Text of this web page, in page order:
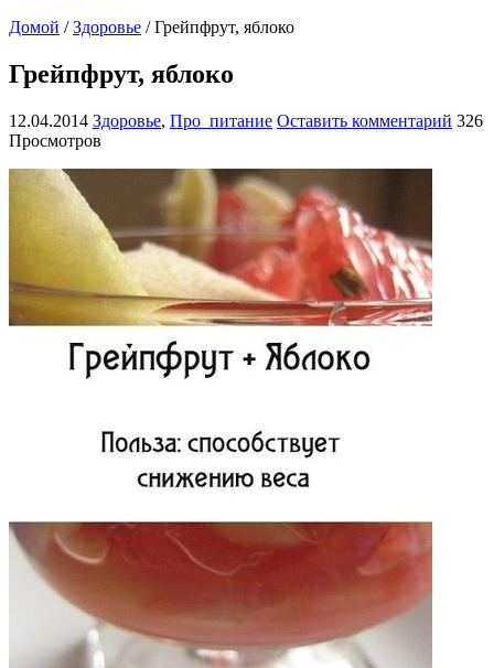
Домой / Здоровье / Грейпфрут, яблоко
Грейпфрут, яблоко
12.04.2014 Здоровье, Про_питание Оставить комментарий 326
Просмотров